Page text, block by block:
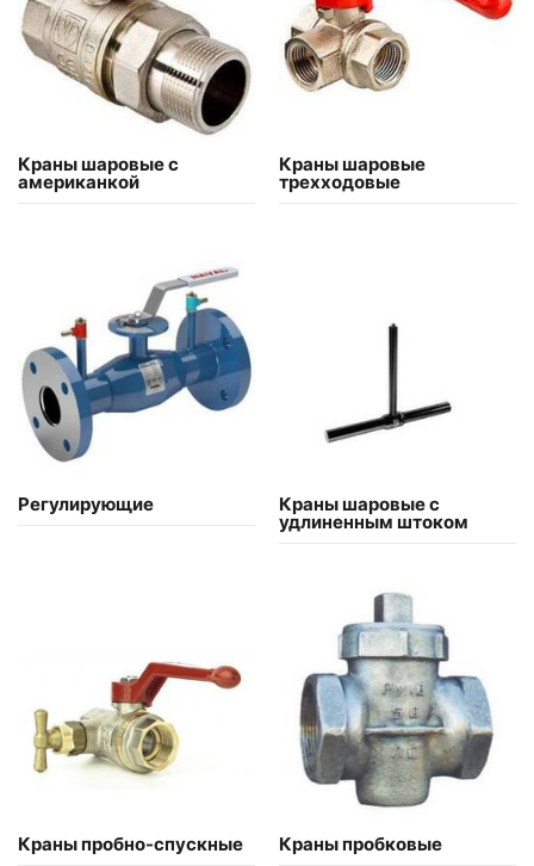
Краны шаровые с
американкой
Краны шаровые
трехходовые
Регулирующие Краны шаровые с
удлиненным штоком
Краны пробно-спускные Краны пробковые